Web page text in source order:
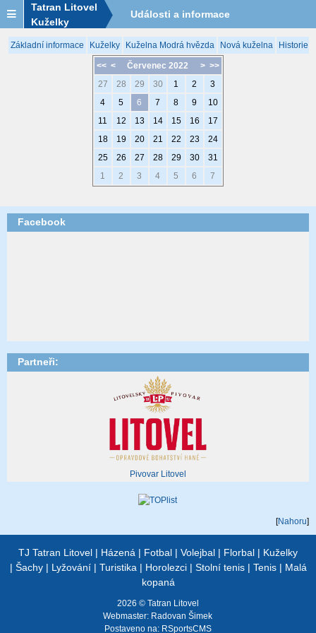
Tatran Litovel
Kuželky
Události a informace
Základní informace Kuželky Kuželna Modrá hvězda Nová kuželna Historie
<< < > >>
Červenec 2022
27
28 29 30 1 2
3
4
5 6 7 8 9
10
11
12 13 14 15 16
17
18
19 20 21 22 23
24
25
26 27 28 29 30
31
1
2 3 4 5 6 7
Facebook
Partneři:
Pivovar Litovel
[Nahoru]
TJ Tatran Litovel | Házená | Fotbal | Volejbal | Florbal | Kuželky
| Šachy| Lyžování| Turistika | Horolezci| Stolní tenis| Tenis| Malá
kopaná
2026 © Tatran Litovel
Webmaster: Radovan Šimek
Postaveno na: RSportsCMS